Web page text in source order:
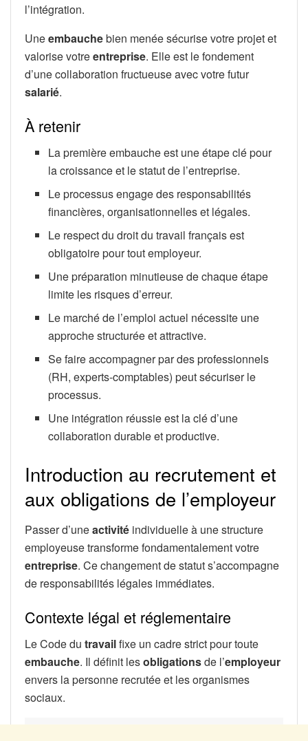
l’intégration.
Uneembauchebien menée sécurise votre projet et
valorise votreentreprise. Elle est le fondement
d’une collaboration fructueuse avec votre futur
salarié.
À retenir
La première embauche est une étape clé pour
la croissance et le statut de l’entreprise.
Le processus engage des responsabilités
financières, organisationnelles et légales.
Le respect du droit du travail français est
obligatoire pour tout employeur.
Une préparation minutieuse de chaque étape
limite les risques d’erreur.
Le marché de l’emploi actuel nécessite une
approche structurée et attractive.
Se faire accompagner par des professionnels
(RH, experts-comptables) peut sécuriser le
processus.
Une intégration réussie est la clé d’une
collaboration durable et productive.
Introduction au recrutement et
aux obligations de l’employeur
Passer d’uneactivité individuelle à une structure
employeuse transforme fondamentalement votre
entreprise. Ce changement de statut s’accompagne
de responsabilités légales immédiates.
Contexte légal et réglementaire
Le Code du travailfixe un cadre strict pour toute
embauche. Il définit lesobligationsde l’employeur
envers la personne recrutée et les organismes
sociaux.